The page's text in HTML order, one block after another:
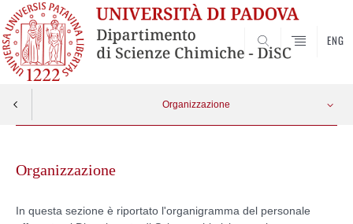
SEARCH
ENG
Organizzazione
contentOrganizzazione
In questa sezione è riportato l'organigramma del personale